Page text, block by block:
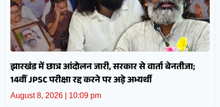
झारखंड में छात्र आंदोलन जारी, सरकार से वार्ता बेनतीजा;
14वीं JPSC परीक्षा रद्द करने पर अड़े अभ्यर्थी
August 8, 2026 10:09 pm